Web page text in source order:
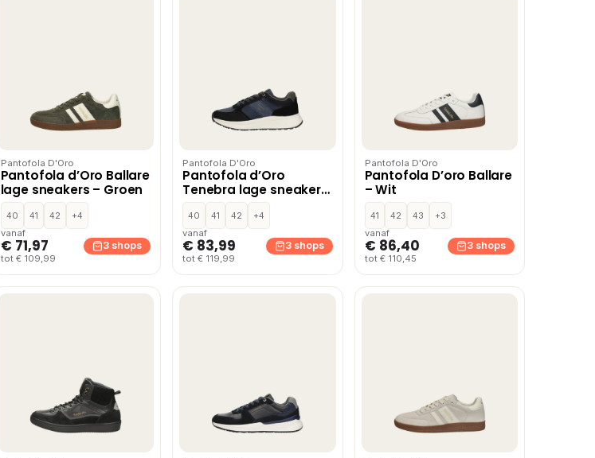
Pantofola D'Oro
Pantofola d’Oro Ballare
lage sneakers – Groen
40 41 42
+4
vanaf
€ 71,97
tot € 109,99
3 shops
Pantofola D'Oro
Pantofola d’Oro
Tenebra lage sneakers
– Blauw
40 41 42
+4
vanaf
€ 83,99
tot € 119,99
3 shops
Pantofola D'Oro
Pantofola D’oro Ballare
– Wit
41 42 43
+3
vanaf
€ 86,40
tot € 110,45
3 shops